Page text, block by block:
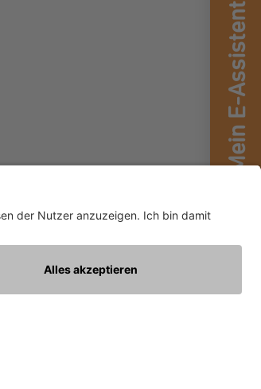
und effiziente
– entdecken Sie die Zukunft der
uns auf Ihren Besuch!
Mein E-Assistent